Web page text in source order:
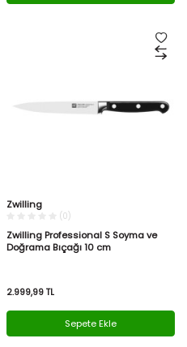
Zwilling
(0)
Zwilling Professional S Soyma ve
Doğrama Bıçağı 10 cm
2.999,99 TL
Sepete Ekle